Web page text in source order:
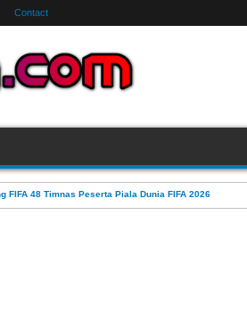
Contact
Langsung TV Piala Dunia FIFA 2026